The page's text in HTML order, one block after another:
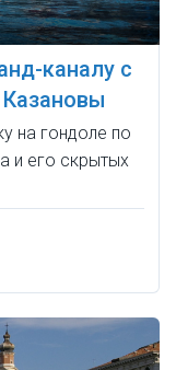
каналу с
на гондоле по
и его скрытых